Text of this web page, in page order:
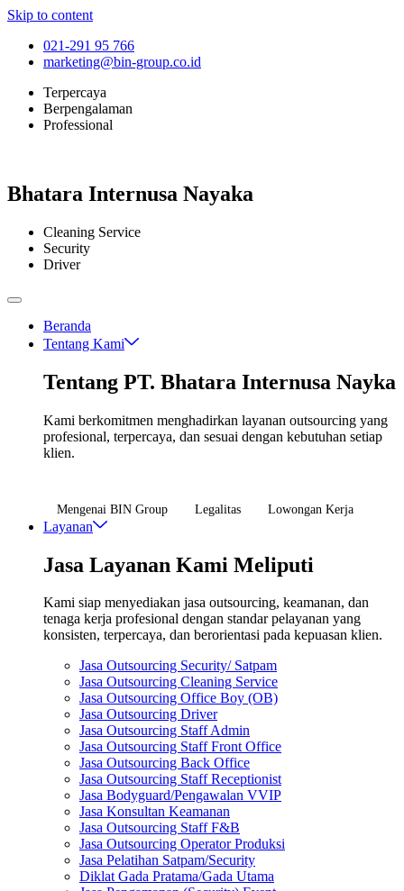
Skip to content
021-291 95 766
marketing@bin-group.co.id
Terpercaya
Berpengalaman
Professional
Bhatara Internusa Nayaka
Cleaning Service
Security
Driver
Beranda
Tentang Kami
Tentang PT. Bhatara Internusa Nayka
Kami berkomitmen menghadirkan layanan outsourcing yang
profesional, terpercaya, dan sesuai dengan kebutuhan setiap
klien.
Mengenai BIN Group Legalitas Lowongan Kerja
Layanan
Jasa Layanan Kami Meliputi
Kami siap menyediakan jasa outsourcing, keamanan, dan
tenaga kerja profesional dengan standar pelayanan yang
konsisten, terpercaya, dan berorientasi pada kepuasan klien.
Jasa Outsourcing Security/ Satpam
Jasa Outsourcing Cleaning Service
Jasa Outsourcing Office Boy (OB)
Jasa Outsourcing Driver
Jasa Outsourcing Staff Admin
Jasa Outsourcing Staff Front Office
Jasa Outsourcing Back Office
Jasa Outsourcing Staff Receptionist
Jasa Bodyguard/Pengawalan VVIP
Jasa Konsultan Keamanan
Jasa Outsourcing Staff F&B
Jasa Outsourcing Operator Produksi
Jasa Pelatihan Satpam/Security
Diklat Gada Pratama/Gada Utama